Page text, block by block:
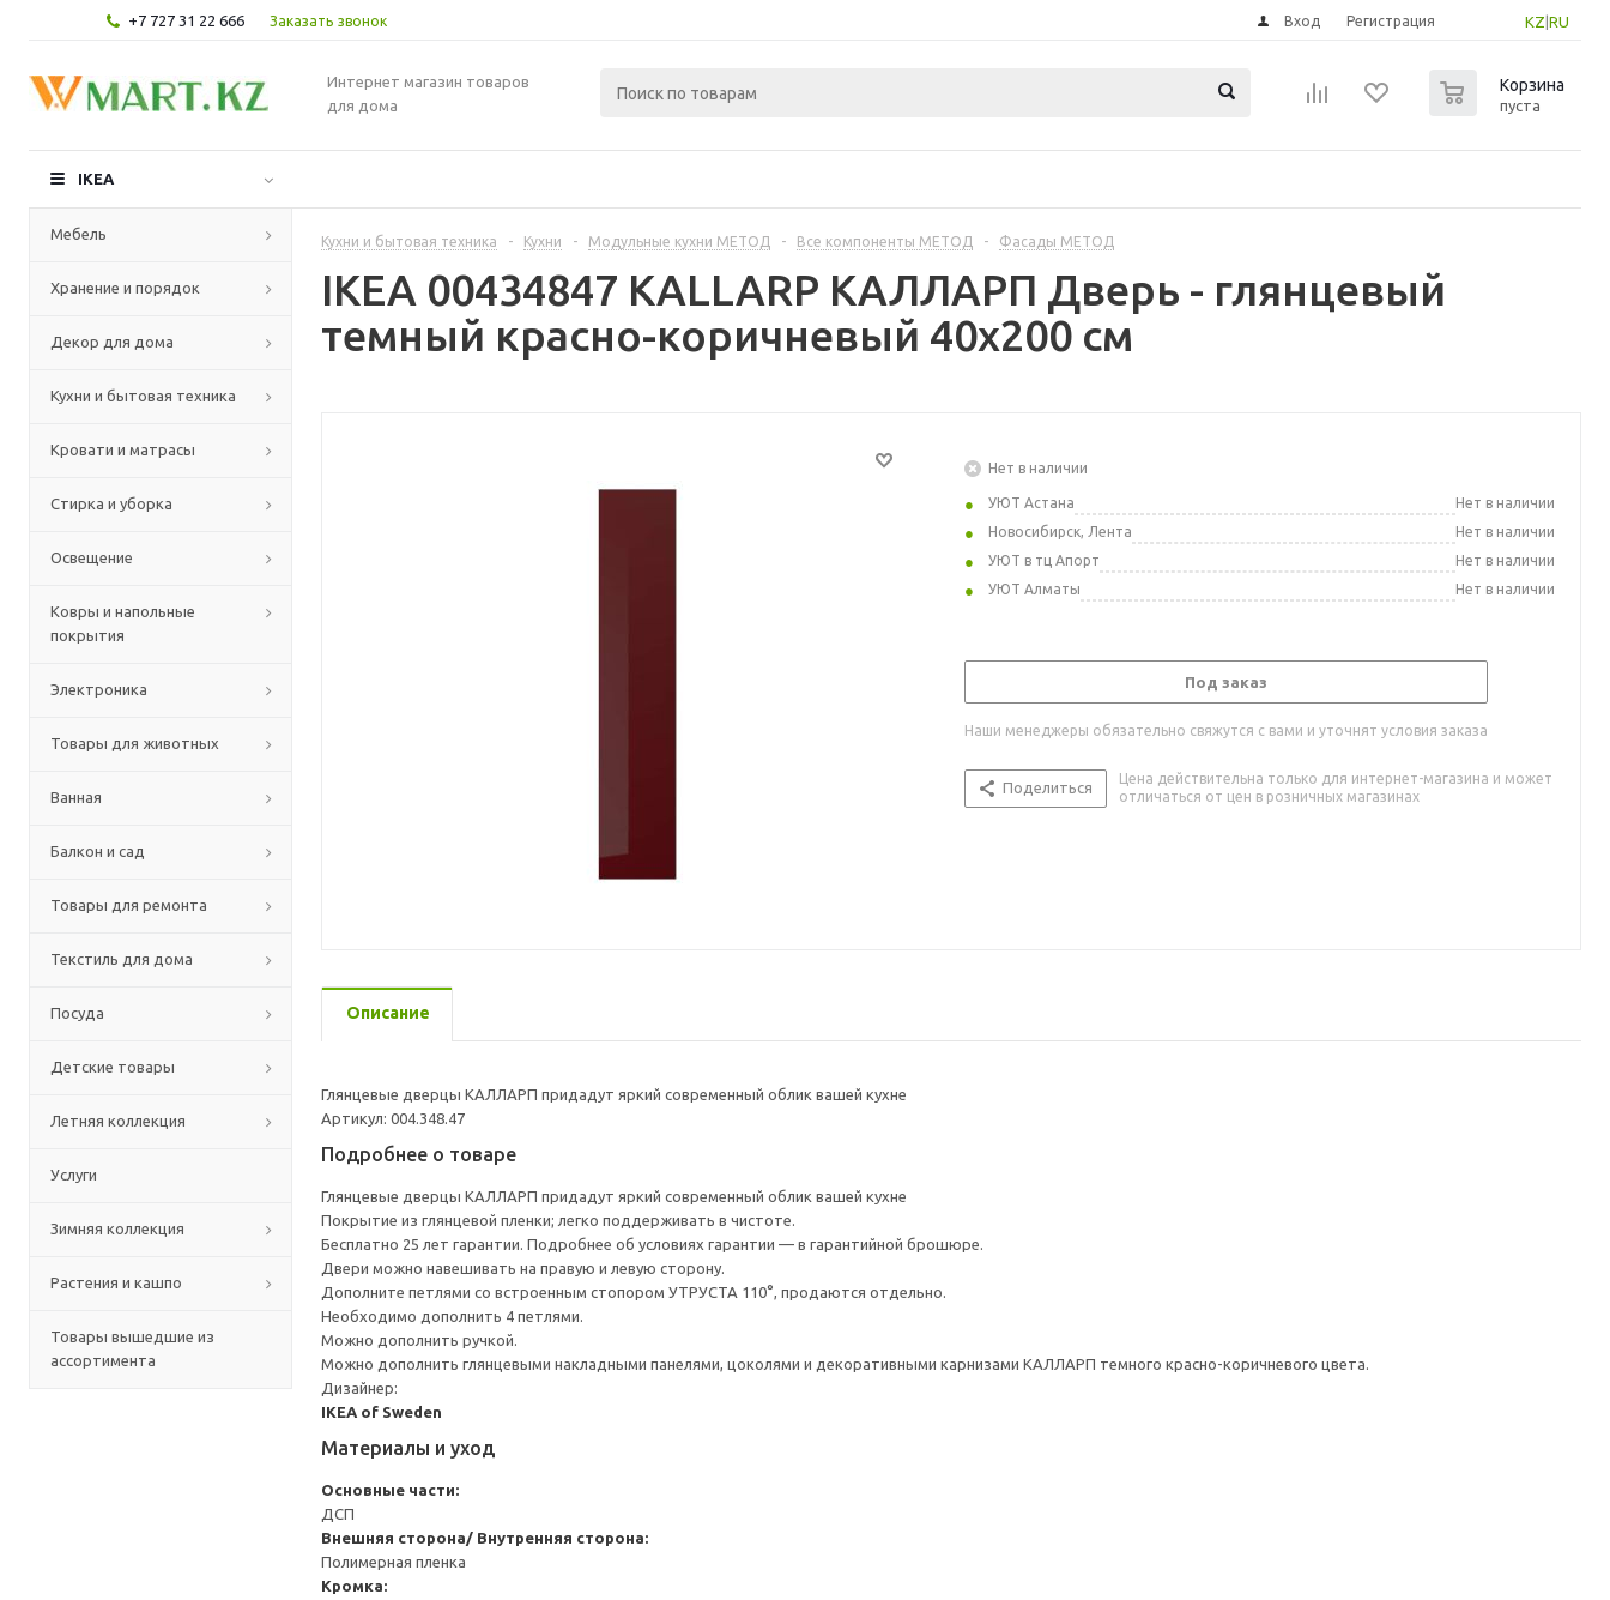
+7 727 31 22 666 Заказать звонок KZ RU
Вход Регистрация
Интернет магазин товаров
для дома
Корзина
пуста
IKEA
Мебель
Хранение и порядок
Декор для дома
Кухни и бытовая техника
Кровати и матрасы
Стирка и уборка
Освещение
Ковры и напольные
покрытия
Электроника
Товары для животных
Ванная
Балкон и сад
Товары для ремонта
Текстиль для дома
Посуда
Детские товары
Летняя коллекция
Услуги
Зимняя коллекция
Растения и кашпо
Товары вышедшие из
ассортимента
Кухни и бытовая техника - Кухни - Модульные кухни МЕТОД - Все компоненты МЕТОД - Фасады МЕТОД
IKEA 00434847 KALLARP КАЛЛАРП Дверь - глянцевый
темный красно-коричневый 40x200 см
Нет в наличии
УЮТ Астана
Нет в наличии
Новосибирск, Лента
Нет в наличии
УЮТ в тц Апорт
Нет в наличии
УЮТ Алматы
Нет в наличии
Под заказ
Наши менеджеры обязательно свяжутся с вами и уточнят условия заказа
Поделиться
Цена действительна только для интернет-магазина и может
отличаться от цен в розничных магазинах
Описание
Глянцевые дверцы КАЛЛАРП придадут яркий современный облик вашей кухне
Артикул: 004.348.47
Подробнее о товаре
Глянцевые дверцы КАЛЛАРП придадут яркий современный облик вашей кухне
Покрытие из глянцевой пленки; легко поддерживать в чистоте.
Бесплатно 25 лет гарантии. Подробнее об условиях гарантии — в гарантийной брошюре.
Двери можно навешивать на правую и левую сторону.
Дополните петлями со встроенным стопором УТРУСТА 110°, продаются отдельно.
Необходимо дополнить 4 петлями.
Можно дополнить ручкой.
Можно дополнить глянцевыми накладными панелями, цоколями и декоративными карнизами КАЛЛАРП темного красно-коричневого цвета.
Дизайнер:
IKEA of Sweden
Материалы и уход
Основные части:
ДСП
Внешняя сторона/ Внутренняя сторона:
Полимерная пленка
Кромка: